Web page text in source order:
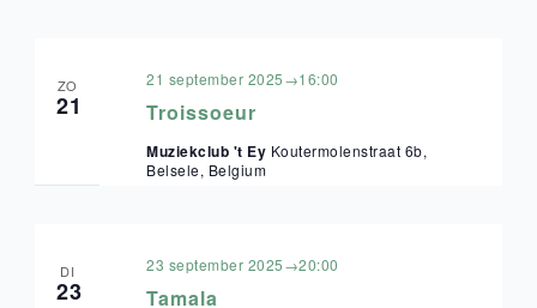
ZO
21 Troissoeur
21 september 2025→16:00
Muziekclub 't Ey Koutermolenstraat 6b,
Belsele, Belgium
DI
23 Tamala
23 september 2025→20:00